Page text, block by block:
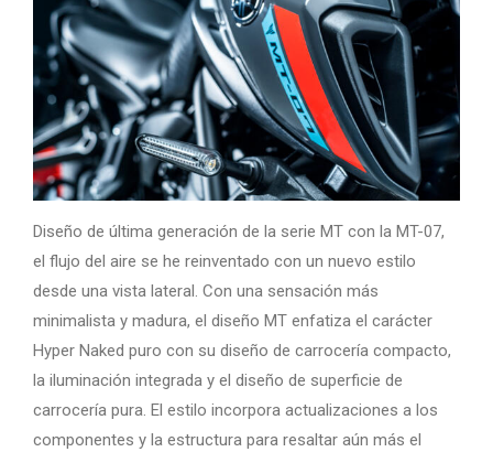
Diseño de última generación de la serie MT con la MT-07,
el flujo del aire se he reinventado con un nuevo estilo
desde una vista lateral. Con una sensación más
minimalista y madura, el diseño MT enfatiza el carácter
Hyper Naked puro con su diseño de carrocería compacto,
la iluminación integrada y el diseño de superficie de
carrocería pura. El estilo incorpora actualizaciones a los
componentes y la estructura para resaltar aún más el